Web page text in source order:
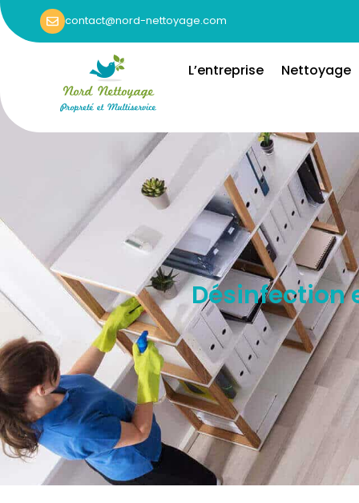
contact@nord-nettoyage.com
L’entreprise Nettoyage
Désinfection